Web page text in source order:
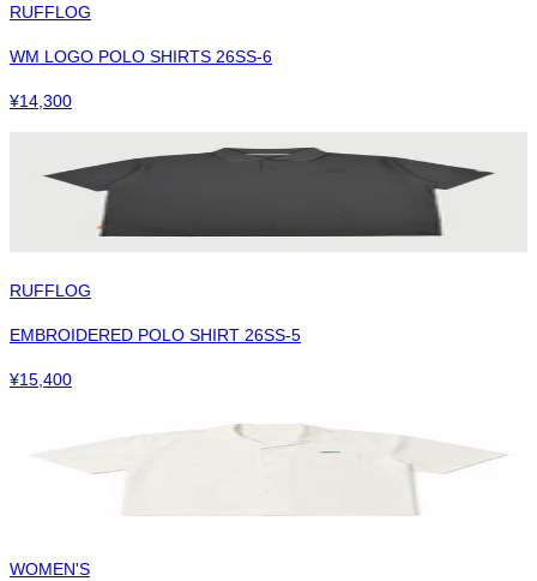
RUFFLOG
WM LOGO POLO SHIRTS 26SS-6
¥14,300
RUFFLOG
EMBROIDERED POLO SHIRT 26SS-5
¥15,400
WOMEN'S